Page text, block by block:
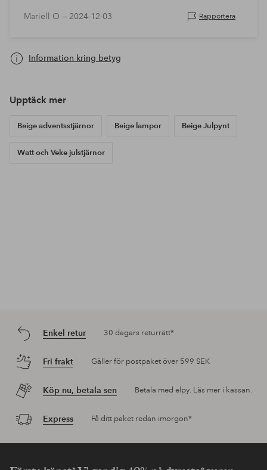
Mariell O — 2024-12-03 Rapportera
Information kring betyg
Upptäck mer
Beige adventsstjärnor Beige lampor Beige Julpynt
Watt och Veke julstjärnor
Enkel retur 30 dagars returrätt*
Fri frakt Gäller för postpaket över 599 SEK
Köp nu, betala sen Betala med elpy. Läs mer i kassan.
Express Få ditt paket redan imorgon*